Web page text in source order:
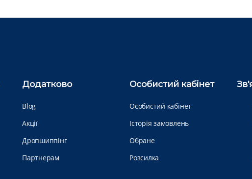
Додатково
Blog
Акції
Дропшиппінг
Партнерам
Особистий кабінет
Особистий кабінет
Історія замовлень
Обране
Розсилка